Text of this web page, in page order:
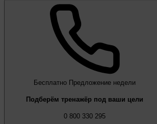
Бесплатно Предложение недели
Подберём тренажёр под ваши цели
0 800 330 295